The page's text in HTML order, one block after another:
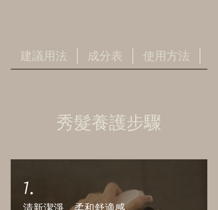
建議用法 成分表 使用方法
秀髮養護步驟
1.